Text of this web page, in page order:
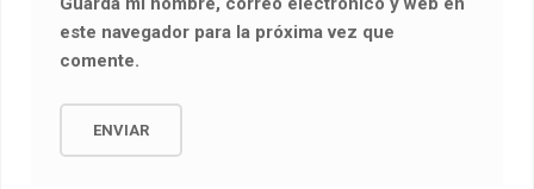
este navegador para la próxima vez que
comente.